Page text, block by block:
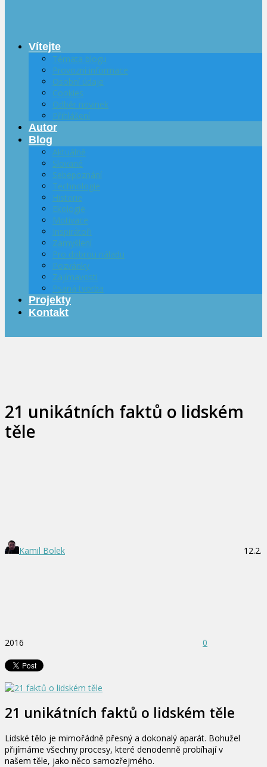
Vítejte
Témata blogu
Provozní informace
Osobní údaje
Cookies
Odběr novinek
Přihlášení
Autor
Blog
Aktuálně
Slované
Sebepoznání
Technologie
Historie
Ekologie
Motivace
Inspirátoři
Zamyšlení
Pro dobrou náladu
Pozvánky
Zajímavosti
Psaná tvorba
Projekty
Kontakt
21 unikátních faktů o lidském
těle
Kamil Bolek 12.2.
2016 0
21 unikátních faktů o lidském těle
Lidské tělo je mimořádně přesný a dokonalý aparát. Bohužel
přijímáme všechny procesy, které denodenně probíhají v
našem těle, jako něco samozřejmého.